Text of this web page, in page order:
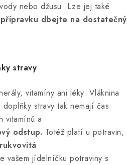
nebo džusu. Lze jej také
dbejte na dostatečný
stravy
vitamíny ani léky. Vláknina
stravy tak nemají čas
vitamínů a
odstup. Totéž platí u potravin,
vašem jídelníčku potraviny s